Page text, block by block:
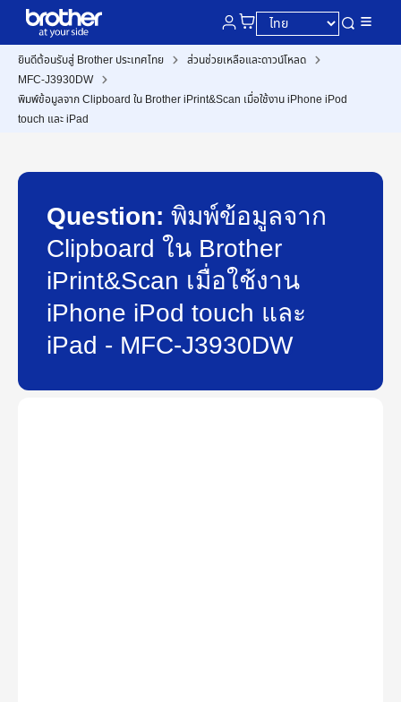
ยินดีต้อนรับสู่ Brother ประเทศไทย
ส่วนช่วยเหลือและดาวน์โหลด
MFC-J3930DW
พิมพ์ข้อมูลจาก Clipboard ใน Brother iPrint&Scan เมื่อใช้งาน iPhone iPod
touch และ iPad
Question: พิมพ์ข้อมูลจาก
Clipboard ใน Brother
iPrint&Scan เมื่อใช้งาน
iPhone iPod touch และ
iPad - MFC-J3930DW